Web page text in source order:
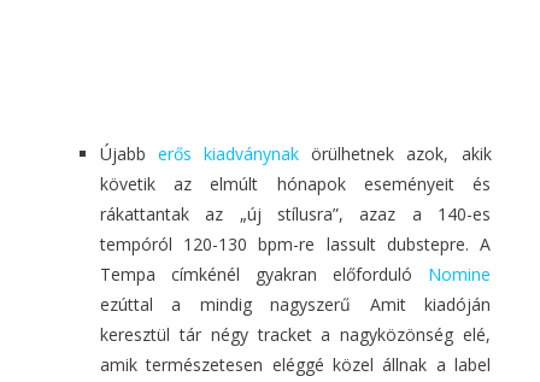
Újabb erős kiadványnakörülhetnek azok, akik
követik az elmúlt hónapok eseményeit és
rákattantak az „új stílusra”, azaz a 140-es
tempóról 120-130 bpm-re lassult dubstepre. A
Tempa címkénél gyakran előforduló Nomine
ezúttal a mindig nagyszerű Amit kiadóján
keresztül tár négy tracket a nagyközönség elé,
amik természetesen eléggé közel állnak a label